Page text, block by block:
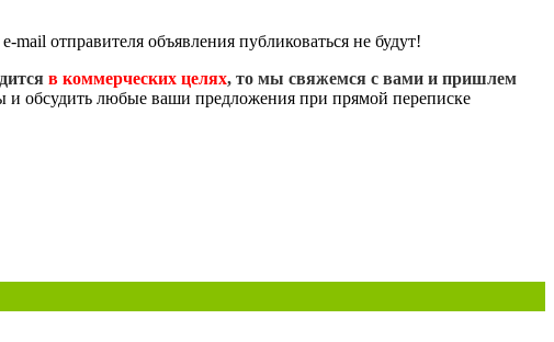
отправителя объявления публиковаться не будут!
в коммерческих целях, то мы свяжемся с вами и пришлем
обсудить любые ваши предложения при прямой переписке